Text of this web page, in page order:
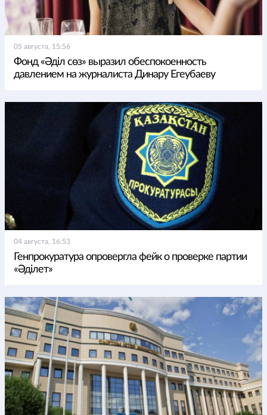
05 августа, 15:56
Фонд «Әділ сөз» выразил обеспокоенность
давлением на журналиста Динару Егеубаеву
04 августа, 16:53
Генпрокуратура опровергла фейк о проверке партии
«Әділет»